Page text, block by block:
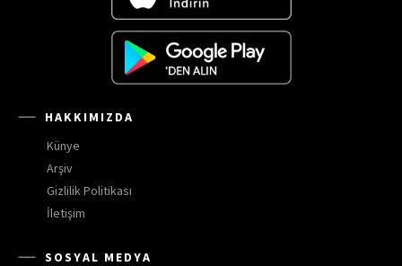
HAKKIMIZDA
Künye
Arşiv
Gizlilik Politikası
İletişim
SOSYAL MEDYA